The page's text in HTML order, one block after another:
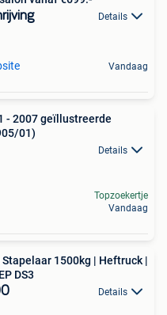
Details
Vandaag
- 2007 geïllustreerde
01)
Details
Topzoekertje
Vandaag
1500kg | Heftruck |
DS3
Details